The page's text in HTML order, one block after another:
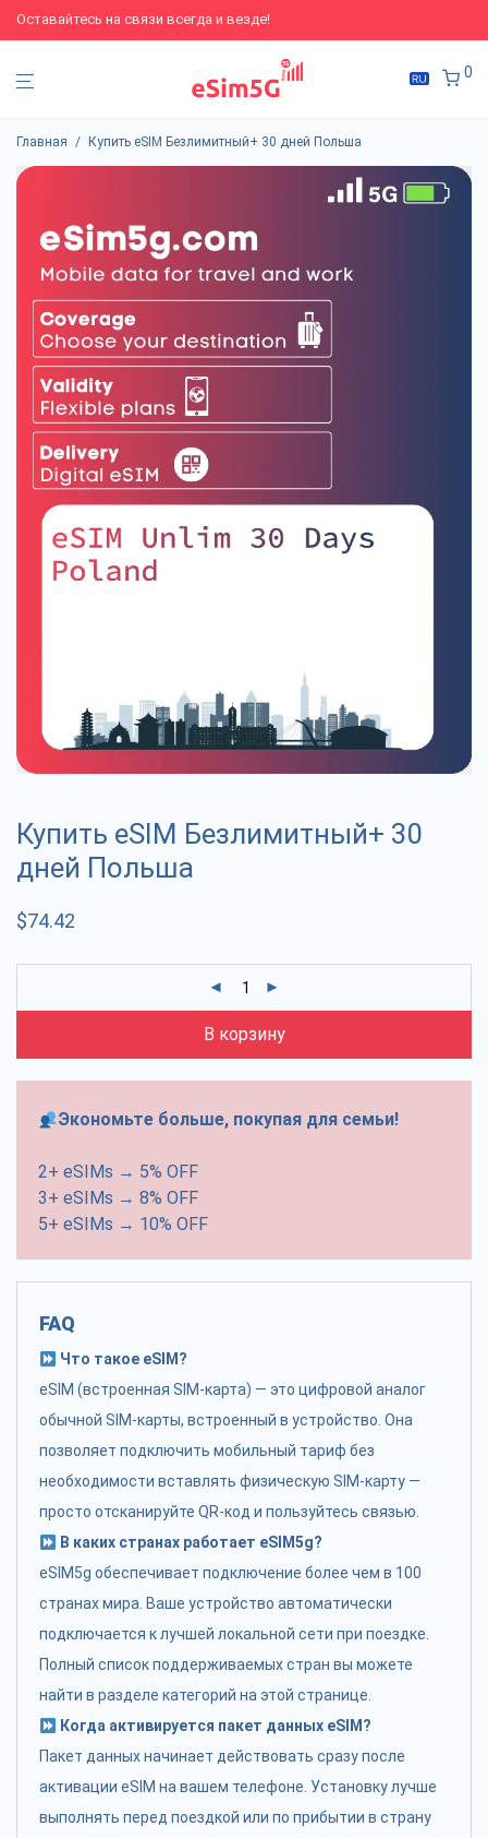
Оставайтесь на связи всегда и везде!
0
Главная / Купить eSIM Безлимитный+ 30 дней Польша
Купить eSIM Безлимитный+ 30
дней Польша
$74.42
В корзину
Экономьте больше, покупая для семьи!
2+ eSIMs → 5% OFF
3+ eSIMs → 8% OFF
5+ eSIMs → 10% OFF
FAQ
Что такое eSIM?
eSIM (встроенная SIM-карта) — это цифровой аналог
обычной SIM-карты, встроенный в устройство. Она
позволяет подключить мобильный тариф без
необходимости вставлять физическую SIM-карту —
просто отсканируйте QR-код и пользуйтесь связью.
В каких странах работает eSIM5g?
eSIM5g обеспечивает подключение более чем в 100
странах мира. Ваше устройство автоматически
подключается к лучшей локальной сети при поездке.
Полный список поддерживаемых стран вы можете
найти в разделе категорий на этой странице.
Когда активируется пакет данных eSIM?
Пакет данных начинает действовать сразу после
активации eSIM на вашем телефоне. Установку лучше
выполнять перед поездкой или по прибытии в страну